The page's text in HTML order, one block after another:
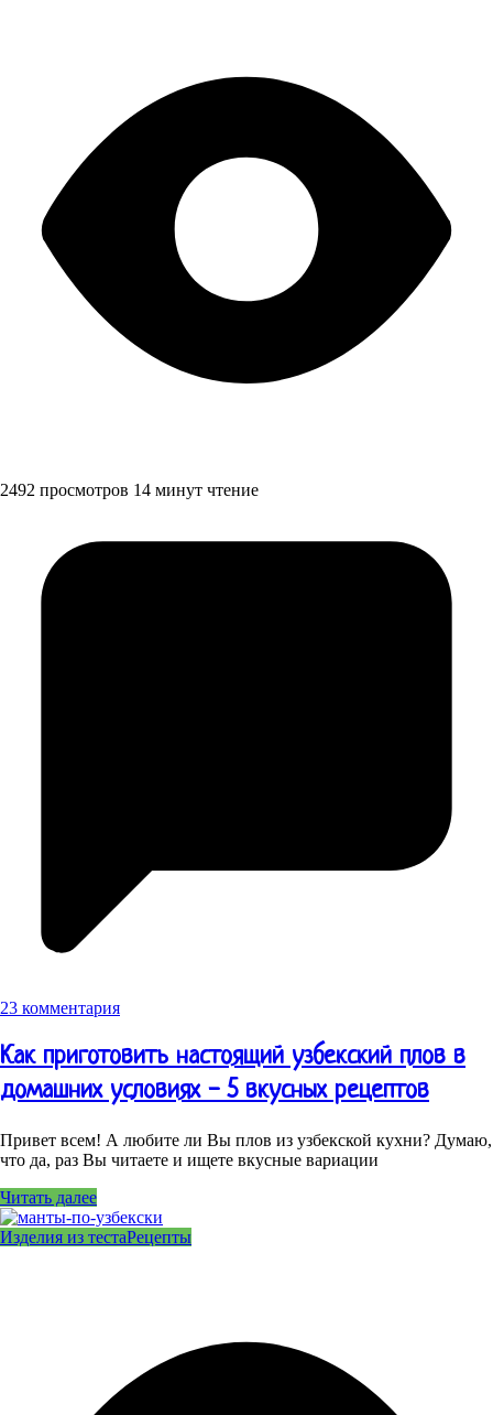
2492 просмотров 14 минут чтение
23 комментария
Как приготовить настоящий узбекский плов в
домашних условиях - 5 вкусных рецептов
Привет всем! А любите ли Вы плов из узбекской кухни? Думаю,
что да, раз Вы читаете и ищете вкусные вариации
Читать далее
Изделия из тестаРецепты